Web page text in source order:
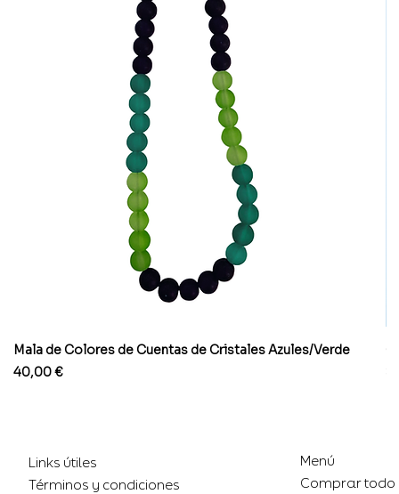
Mala de Colores de Cuentas de Cristales Azules/Verde
Precio
40,00 €
Links útiles
Términos y condiciones
Menú
Comprar todo